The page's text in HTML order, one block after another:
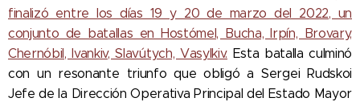
finalizó entre los días 19 y 20 de marzo del 2022, un
conjunto de batallas en Hostómel, Bucha, Irpín, Brovary,
Chernóbil, Ivankiv, Slavútych, Vasylkiv.Esta batalla culminó
con un resonante triunfo que obligó a Sergei Rudskoi
Jefe de la Dirección Operativa Principal del Estado Mayor